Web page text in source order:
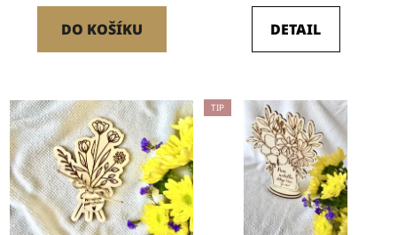
DO KOŠÍKU
z
5
DETAIL
TIP